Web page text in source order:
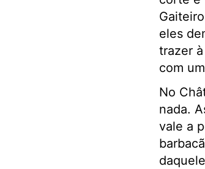
eles
trazer
com
No
nada.
vale a